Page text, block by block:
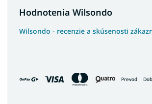
Hodnotenia Wilsondo
Wilsondo - recenzie a skúsenosti
Prevod